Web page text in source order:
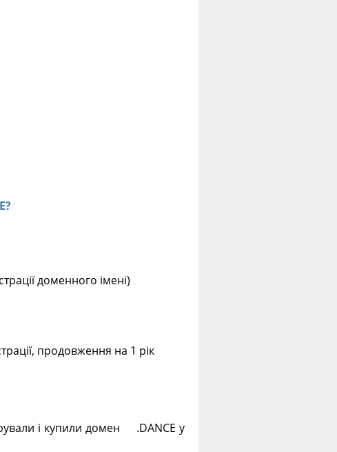
доменного імені)
продовження на 1 рік
і купили домен .DANCE у